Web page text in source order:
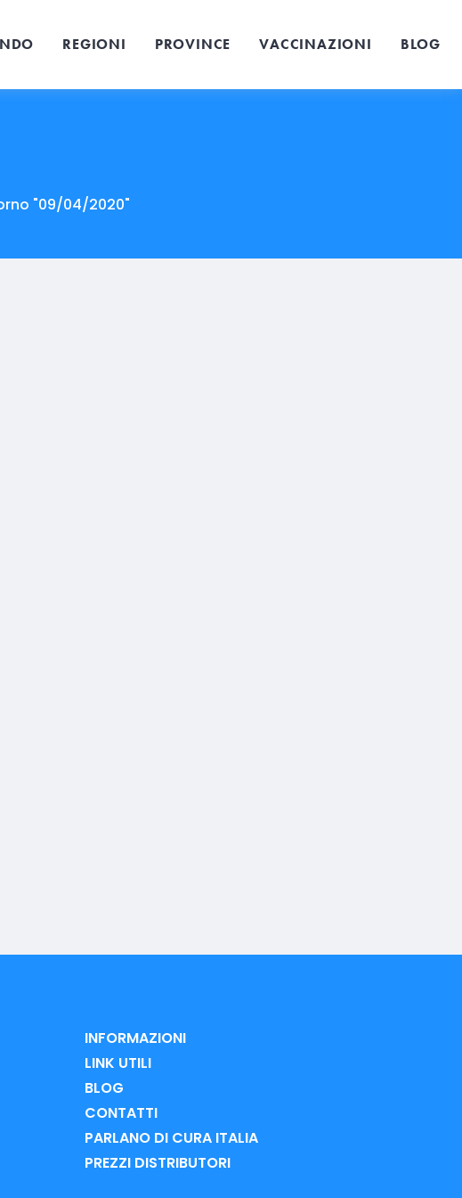
REGIONI PROVINCE VACCINAZIONI BLOG
"09/04/2020"
INFORMAZIONI
LINK UTILI
BLOG
CONTATTI
PARLANO DI CURA ITALIA
PREZZI DISTRIBUTORI